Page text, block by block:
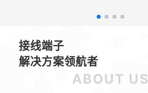
接线端子
解决方案领航者
ABOUT US